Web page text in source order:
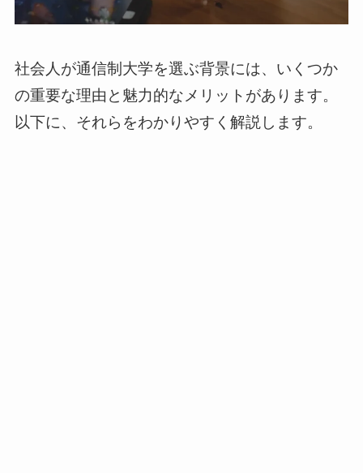
社会人が通信制大学を選ぶ背景には、いくつか
の重要な理由と魅力的なメリットがあります。
以下に、それらをわかりやすく解説します。